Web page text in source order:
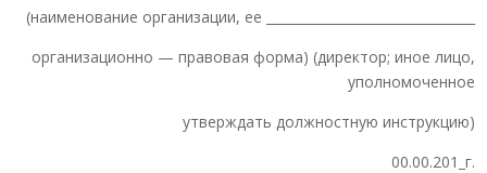
(наименование организации, ее ________________________________
организационно — правовая форма) (директор; иное лицо,
уполномоченное
утверждать должностную инструкцию)
00.00.201_г.